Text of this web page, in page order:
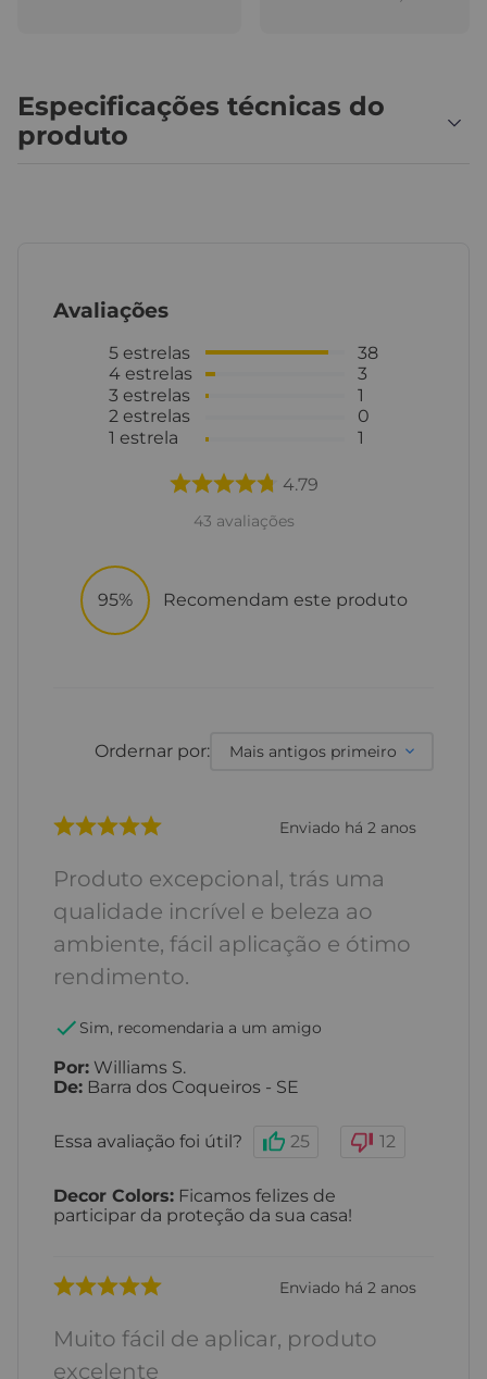
Especificações técnicas do
produto
Avaliações
5 estrelas
4 estrelas
3 estrelas
2 estrelas
1 estrela
38
3
1
0
1
4.79
43 avaliações
95% Recomendam este produto
Ordernar por: Mais antigos primeiro
Enviado há 2 anos
Produto excepcional, trás uma
qualidade incrível e beleza ao
ambiente, fácil aplicação e ótimo
rendimento.
Sim, recomendaria a um amigo
Por: Williams S.
De: Barra dos Coqueiros - SE
Essa avaliação foi útil? 25 12
Decor Colors: Ficamos felizes de
participar da proteção da sua casa!
Enviado há 2 anos
Muito fácil de aplicar, produto
excelente